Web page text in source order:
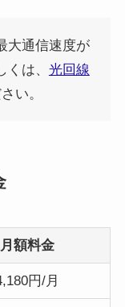
大通信速度が
は、 光回線
い。
月額料金
円/月